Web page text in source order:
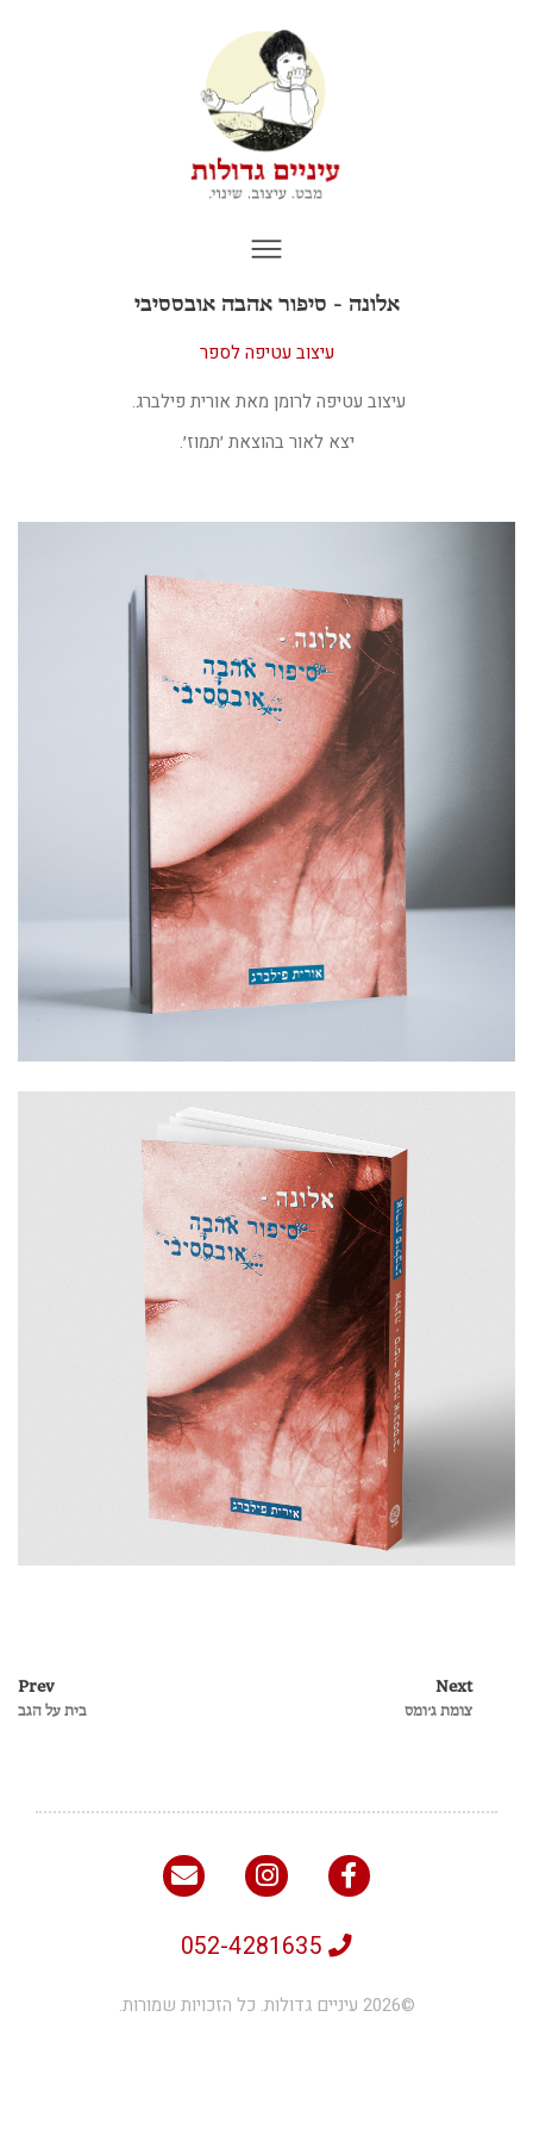
אלונה - סיפור אהבה אובססיבי
עיצוב עטיפה לספר
עיצוב עטיפה לרומן מאת אורית פילברג.
יצא לאור בהוצאת ׳תמוז׳.
Prev
בית על הגב
Next
צומת ג׳ומס
©2026 עיניים גדולות. כל הזכויות שמורות.
052-4281635